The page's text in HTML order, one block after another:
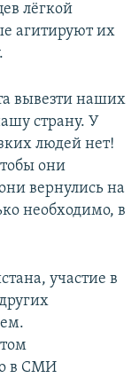
лёгкой
агитируют их
вывезти наших
страну. У
людей нет!
они
вернулись на
необходимо, в
участие в
в СМИ